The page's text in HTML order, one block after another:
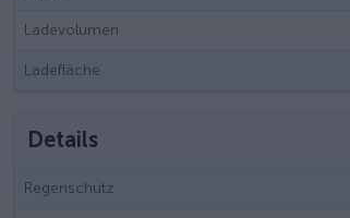
Ladevolumen
Ladefläche
Details
Regenschutz